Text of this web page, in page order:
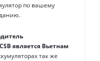
по вашему
CSBявляется Вьетнам
так же